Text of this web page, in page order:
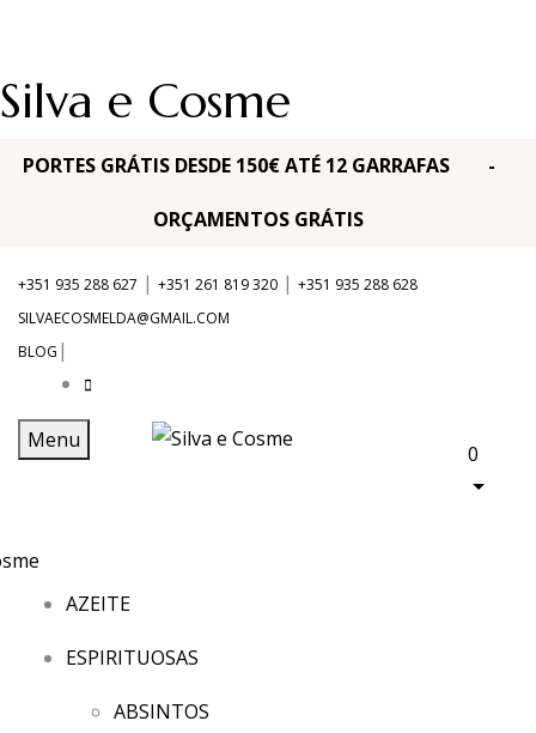
Silva e Cosme
PORTES GRÁTIS DESDE 150€ ATÉ 12 GARRAFAS -
ORÇAMENTOS GRÁTIS
+351 935 288 627 | +351 261 819 320 | +351 935 288 628
SILVAECOSMELDA@GMAIL.COM
BLOG |
Menu
0
AZEITE
ESPIRITUOSAS
ABSINTOS